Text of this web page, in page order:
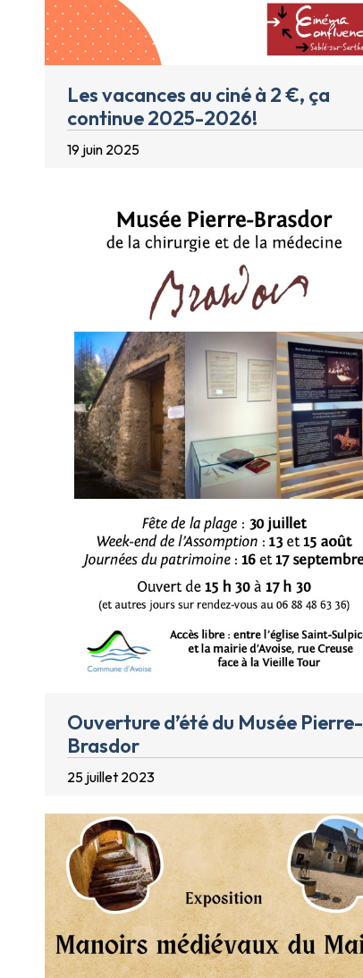
Les vacances au ciné à 2 €, ça
continue 2025-2026!
19 juin 2025
Ouverture d’été du Musée Pierre-
Brasdor
25 juillet 2023